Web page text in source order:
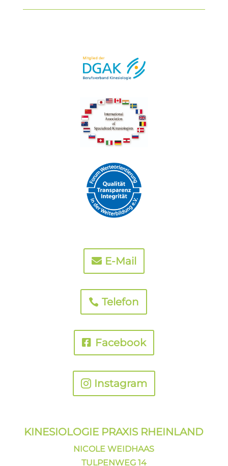
E-Mail
Telefon
Facebook
Instagram
KINESIOLOGIE PRAXIS RHEINLAND
NICOLE WEIDHAAS
TULPENWEG 14